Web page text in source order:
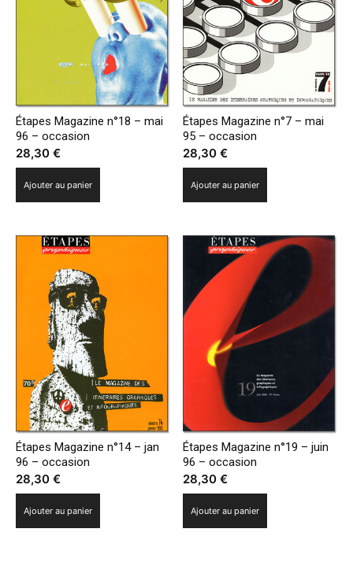
Étapes Magazine n°18 – mai
96 – occasion
28,30 €
Ajouter au panier
Étapes Magazine n°7 – mai
95 – occasion
28,30€
Ajouter au panier
Étapes Magazine n°14 – jan
96 – occasion
28,30 €
Ajouter au panier
Étapes Magazine n°19 – juin
96 – occasion
28,30€
Ajouter au panier